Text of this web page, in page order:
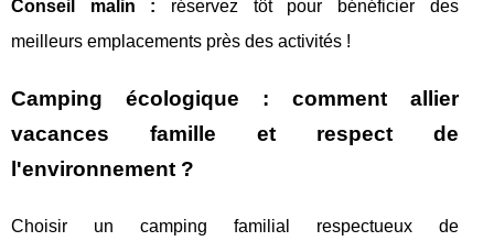
Conseil malin : réservez tôt pour bénéficier des
meilleurs emplacements près des activités !
Camping écologique : comment allier
vacances famille et respect de
l'environnement ?
Choisir un camping familial respectueux de